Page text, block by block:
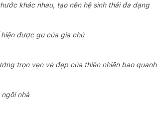
khác nhau, tạo nên hệ sinh thái đa dạng
được gu của gia chủ
trọn vẹn vẻ đẹp của thiên nhiên bao quanh
nhà